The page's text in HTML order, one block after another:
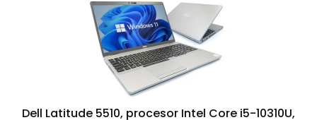
Dell Latitude 5510, procesor Intel Core i5-10310U,